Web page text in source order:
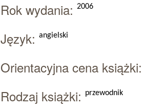
Rok wydania:2006
Język:angielski
Orientacyjna cena książki:
Rodzaj książki: przewodnik